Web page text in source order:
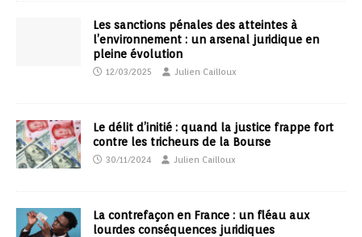
Les sanctions pénales des atteintes à
l’environnement : un arsenal juridique en
pleine évolution
12/03/2025 Julien Cailloux
Le délit d’initié : quand la justice frappe fort
contre les tricheurs de la Bourse
30/11/2024 Julien Cailloux
La contrefaçon en France : un fléau aux
lourdes conséquences juridiques